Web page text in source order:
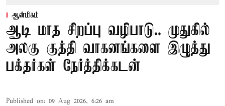
ஆன்மிகம்
ஆடி மாத சிறப்பு வழிபாடு.. முதுகில்
அலகு குத்தி வாகனங்களை இழுத்து
பக்தர்கள் நேர்த்திக்கடன்
Published on: 09 Aug 2026, 6:26 am